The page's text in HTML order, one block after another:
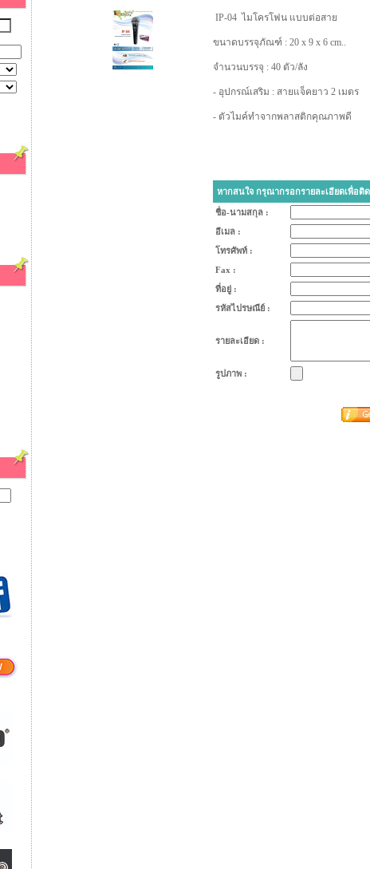
IP-04 ไมโครโฟน แบบต่อสาย
ขนาดบรรจุภัณฑ์ : 20 x 9 x 6 cm..
จำนวนบรรจุ : 40 ตัว/ลัง
- อุปกรณ์เสริม : สายแจ็คยาว 2 เมตร
- ตัวไมค์ทำจากพลาสติกคุณภาพดี
หากสนใจ กรุณากรอกรายละเอียดเพื่อติ
ชื่อ-นามสกุล :
อีเมล :
โทรศัพท์ :
Fax :
ที่อยู่ :
รหัสไปรษณีย์ :
รายละเอียด :
รูปภาพ :